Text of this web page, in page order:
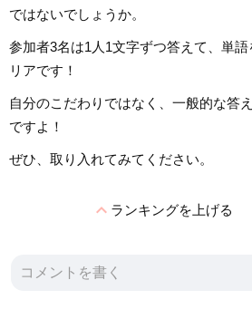
ではないでしょうか。
参加者3名は1人1文字ずつ答えて、単
リアです！
自分のこだわりではなく、一般的な答
ですよ！
ぜひ、取り入れてみてください。
expand_lessランキングを上げる